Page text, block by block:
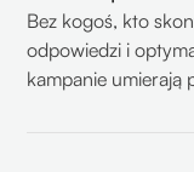
Bez kogoś, kto
odpowiedzi i
kampanie umierają